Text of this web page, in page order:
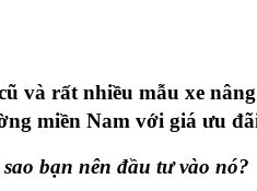
và rất nhiều mẫu xe
miền Nam với giá ưu
bạn nên đầu tư vào nó?